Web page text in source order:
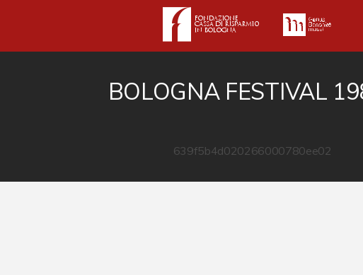
BOLOGNA FESTIVAL